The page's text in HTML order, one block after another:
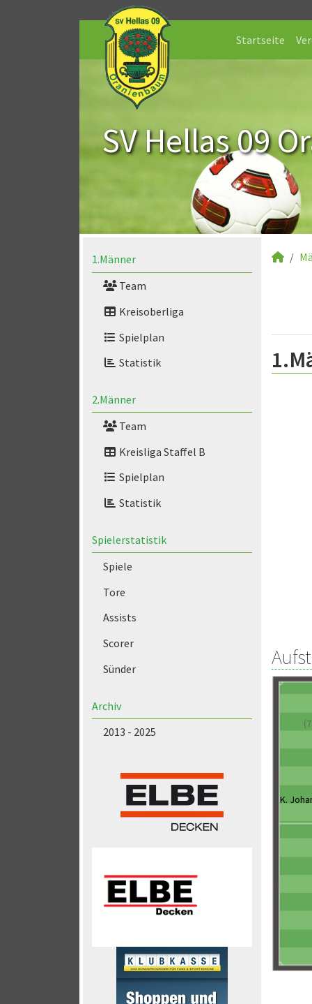
Startseite
SV Hellas 09
1.Männer
Team
Kreisoberliga
Spielplan
Statistik
2.Männer
Team
Kreisliga Staffel B
Spielplan
Statistik
Spielerstatistik
Spiele
Tore
Assists
Scorer
Sünder
Archiv
2013 - 2025
K.